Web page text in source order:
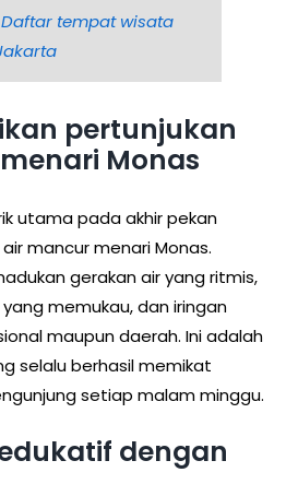
Daftar tempat wisata
pertunjukan
Monas
utama pada akhir pekan
mancur menari Monas.
gerakan air yang ritmis,
memukau, dan iringan
maupun daerah. Ini adalah
selalu berhasil memikat
setiap malam minggu.
dengan